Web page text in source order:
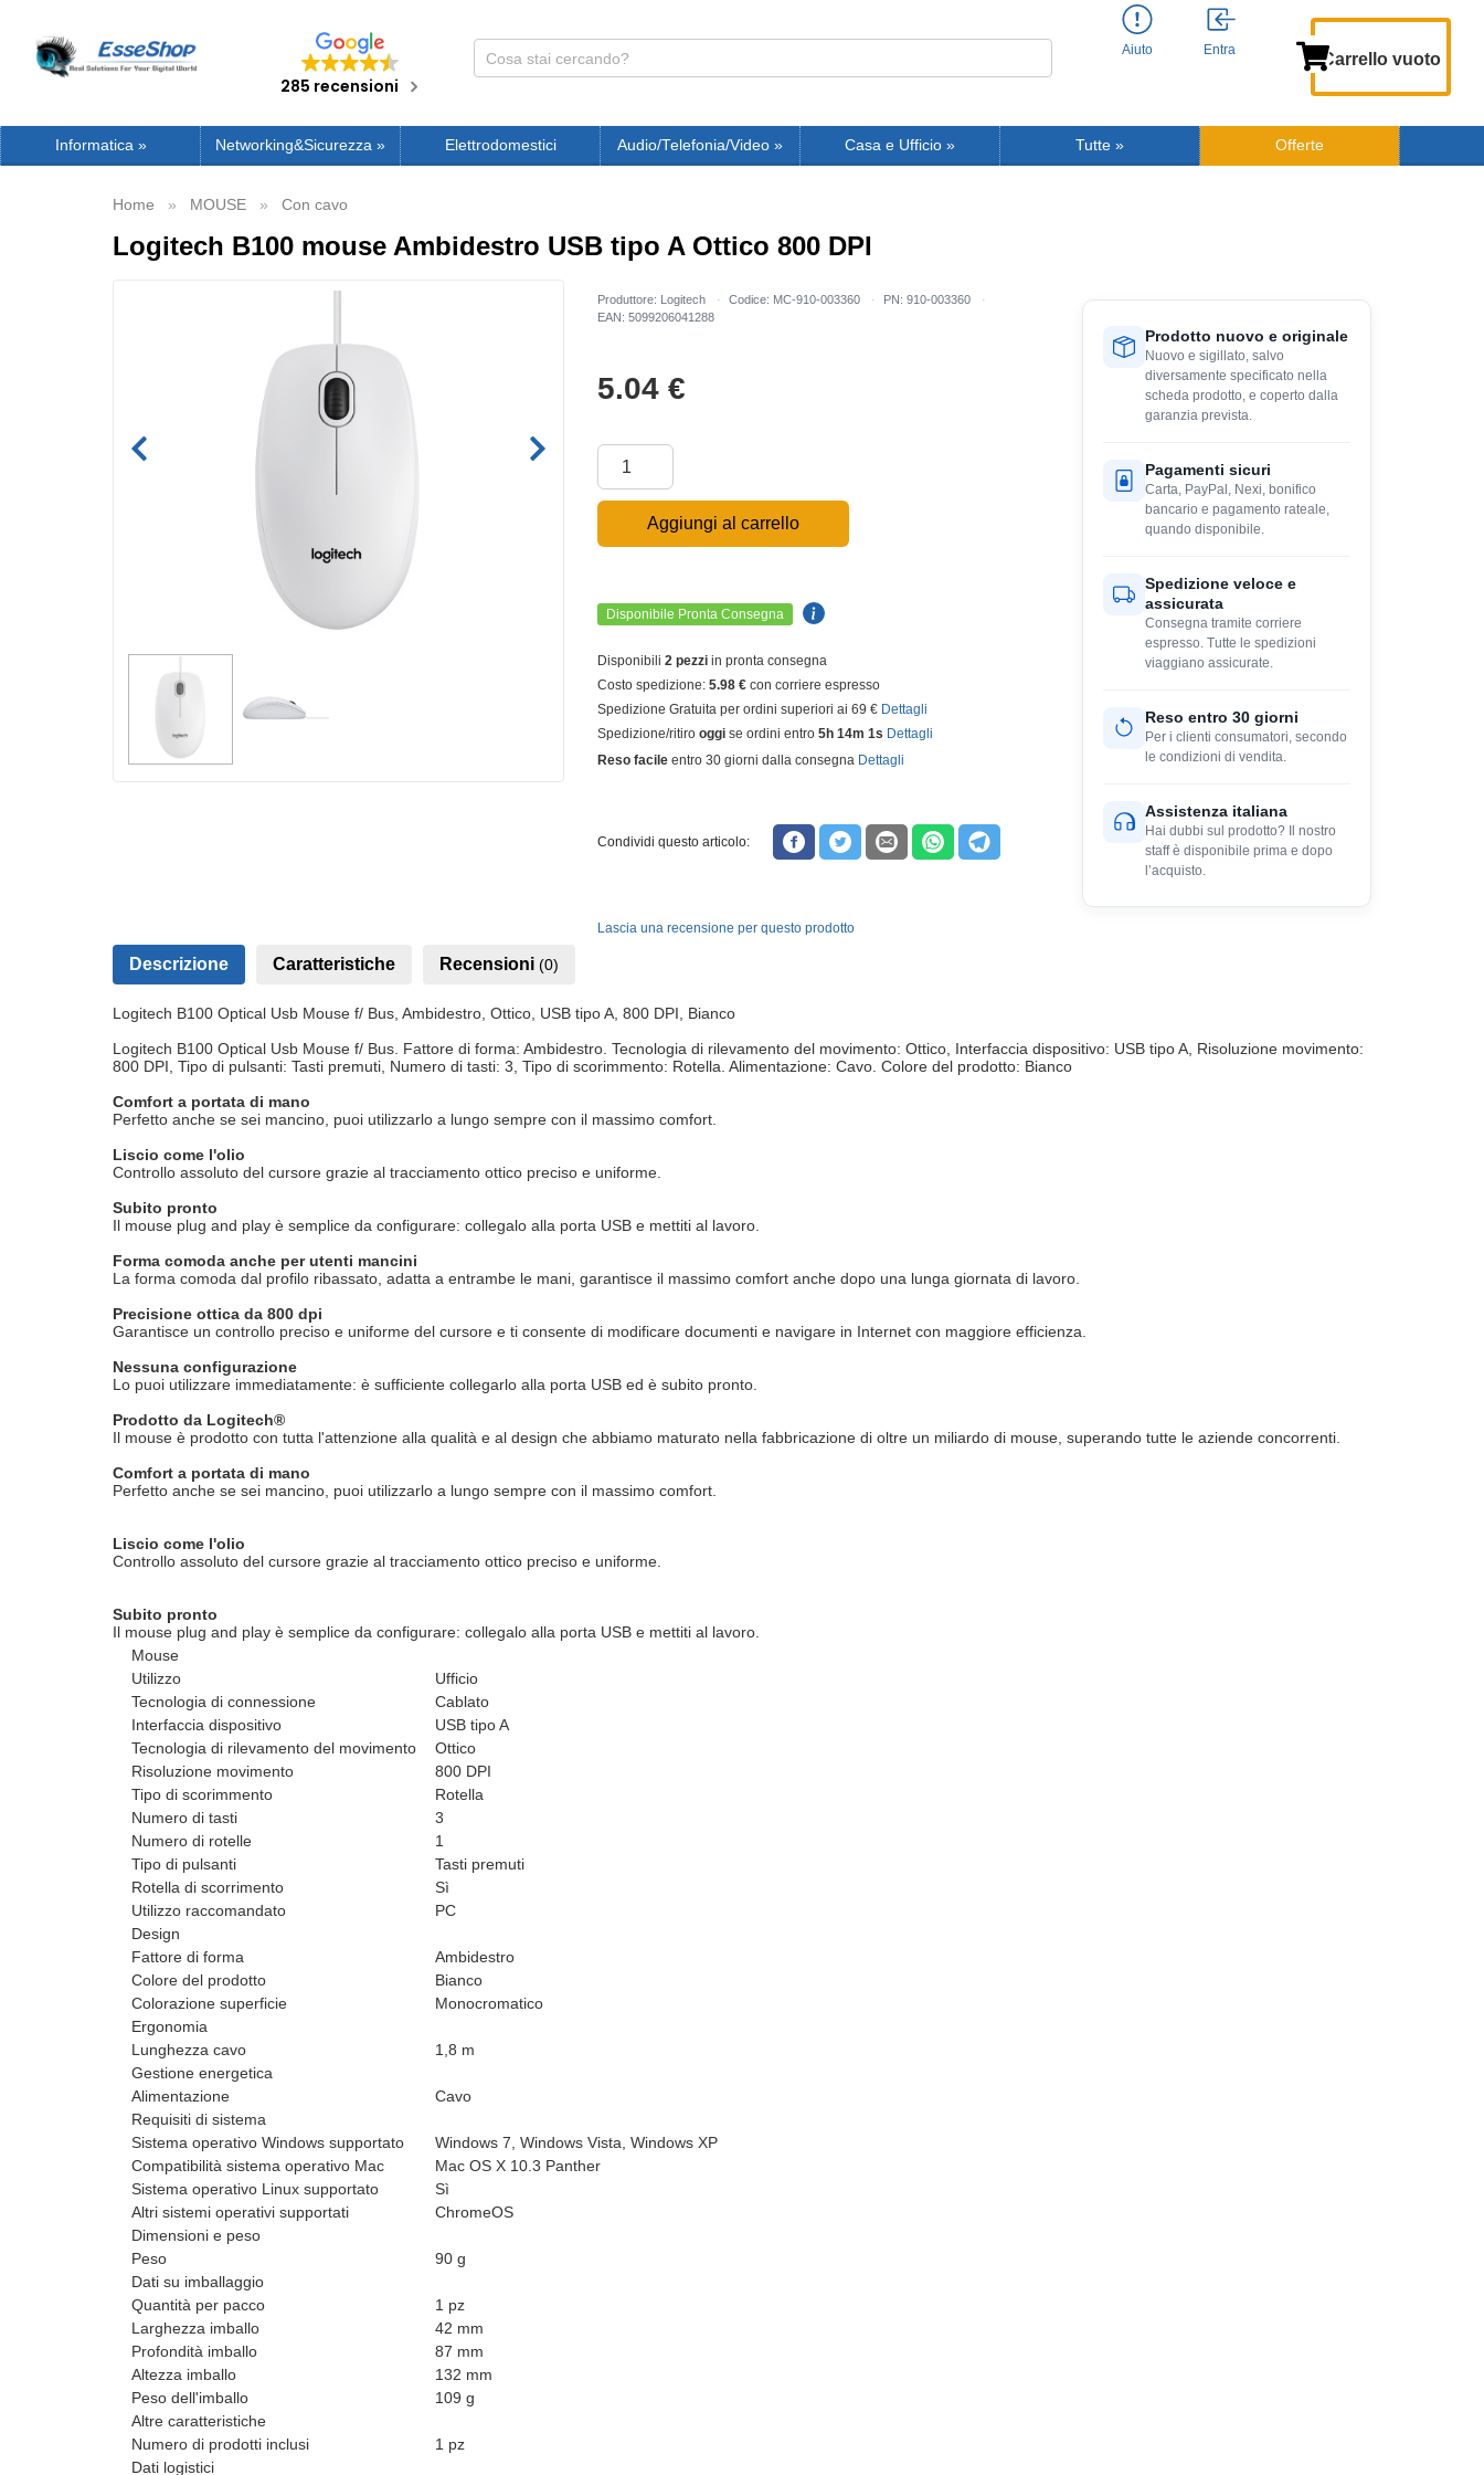
285 recensioni
Aiuto Entra Carrello vuoto
Informatica» Networking&Sicurezza » Elettrodomestici Audio/Telefonia/Video » Casa e Ufficio » Tutte » Offerte
Home MOUSE Con cavo
Logitech B100 mouse Ambidestro USB tipo A Ottico 800 DPI
Produttore: Logitech Codice: MC-910-003360
PN: 910-003360
EAN: 5099206041288
5.04 €
Aggiungi al carrello
Disponibile Pronta Consegna
Disponibili 2 pezziin pronta consegna
Costo spedizione: 5.98 € con corriere espresso
Spedizione Gratuita per ordini superiori ai 69 € Dettagli
Spedizione/ritiro oggi se ordini entro 5h 14m 1s Dettagli
Reso facileentro 30 giorni dalla consegna Dettagli
Condividi questo articolo:
Lascia una recensione per questo prodotto
Prodotto nuovo e originale
Nuovo e sigillato, salvo
diversamente specificato nella
scheda prodotto, e coperto dalla
garanzia prevista.
Pagamenti sicuri
Carta, PayPal, Nexi, bonifico
bancario e pagamento rateale,
quando disponibile.
Spedizione veloce e
assicurata
Consegna tramite corriere
espresso. Tutte le spedizioni
viaggiano assicurate.
Reso entro 30 giorni
Per i clienti consumatori, secondo
le condizioni di vendita.
Assistenza italiana
Hai dubbi sul prodotto? Il nostro
staff è disponibile prima e dopo
l’acquisto.
Descrizione Caratteristiche Recensioni (0)
Logitech B100 Optical Usb Mouse f/ Bus, Ambidestro, Ottico, USB tipo A, 800 DPI, Bianco
Logitech B100 Optical Usb Mouse f/ Bus. Fattore di forma: Ambidestro. Tecnologia di rilevamento del movimento: Ottico, Interfaccia dispositivo: USB tipo A, Risoluzione movimento:
800 DPI, Tipo di pulsanti: Tasti premuti, Numero di tasti: 3, Tipo di scorimmento: Rotella. Alimentazione: Cavo. Colore del prodotto: Bianco
Comfort a portata di mano
Perfetto anche se sei mancino, puoi utilizzarlo a lungo sempre con il massimo comfort.
Liscio come l'olio
Controllo assoluto del cursore grazie al tracciamento ottico preciso e uniforme.
Subito pronto
Il mouse plug and play è semplice da configurare: collegalo alla porta USB e mettiti al lavoro.
Forma comoda anche per utenti mancini
La forma comoda dal profilo ribassato, adatta a entrambe le mani, garantisce il massimo comfort anche dopo una lunga giornata di lavoro.
Precisione ottica da 800 dpi
Garantisce un controllo preciso e uniforme del cursore e ti consente di modificare documenti e navigare in Internet con maggiore efficienza.
Nessuna configurazione
Lo puoi utilizzare immediatamente: è sufficiente collegarlo alla porta USB ed è subito pronto.
Prodotto da Logitech®
Il mouse è prodotto con tutta l'attenzione alla qualità e al design che abbiamo maturato nella fabbricazione di oltre un miliardo di mouse, superando tutte le aziende concorrenti.
Comfort a portata di mano
Perfetto anche se sei mancino, puoi utilizzarlo a lungo sempre con il massimo comfort.
Liscio come l'olio
Controllo assoluto del cursore grazie al tracciamento ottico preciso e uniforme.
Subito pronto
Il mouse plug and play è semplice da configurare: collegalo alla porta USB e mettiti al lavoro.
Mouse
Utilizzo
Ufficio
Tecnologia di connessione
Cablato
Interfaccia dispositivo
USB tipo A
Tecnologia di rilevamento del movimento
Ottico
Risoluzione movimento
800 DPI
Tipo di scorimmento
Rotella
Numero di tasti
3
Numero di rotelle
1
Tipo di pulsanti
Tasti premuti
Rotella di scorrimento
Sì
Utilizzo raccomandato
PC
Design
Fattore di forma
Ambidestro
Colore del prodotto
Bianco
Colorazione superficie
Monocromatico
Ergonomia
Lunghezza cavo
1,8 m
Gestione energetica
Alimentazione
Cavo
Requisiti di sistema
Sistema operativo Windows supportato
Windows 7, Windows Vista, Windows XP
Compatibilità sistema operativo Mac
Mac OS X 10.3 Panther
Sistema operativo Linux supportato
Sì
Altri sistemi operativi supportati
ChromeOS
Dimensioni e peso
Peso
90 g
Dati su imballaggio
Quantità per pacco
1 pz
Larghezza imballo
42 mm
Profondità imballo
87 mm
Altezza imballo
132 mm
Peso dell'imballo
109 g
Altre caratteristiche
Numero di prodotti inclusi
1 pz
Dati logistici